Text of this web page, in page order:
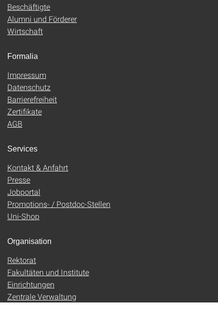
Beschäftigte
Alumni und Förderer
Wirtschaft
Formalia
Impressum
Datenschutz
Barrierefreiheit
Zertifikate
AGB
Services
Kontakt & Anfahrt
Presse
Jobportal
Promotions- / Postdoc-Stellen
Uni-Shop
Organisation
Rektorat
Fakultäten und Institute
Einrichtungen
Zentrale Verwaltung